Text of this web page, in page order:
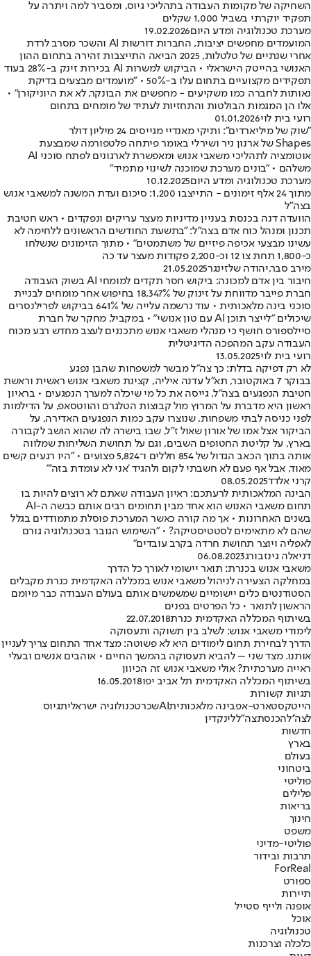
השחיקה של מקומות העבודה בתהליכי גיוס, ומסביר למה ויתרה על
תפקיד יוקרתי בשביל 1,000 שקלים
מערכת טכנולוגיה ומדע היום19.02.2026
המועמדים מחפשים יציבות, החברות דורשות AI והשכר מסרב לרדת
אחרי שנתיים של טלטלות, 2025 הביאה התייצבות זהירה בתחום ההון
האנושי בהייטק הישראלי • הביקוש למשרות AI בכירות זינק ב-28% בעוד
תפקידים מקצועיים בתחום עלו ב-50% • "מועמדים מבצעים בדיקת
נאותות לחברה כמו משקיעים - מחפשים את הבונקר, לא את היוניקורן" •
אלו הן המגמות הבולטות והתחזיות לעתיד של מומחים בתחום
רועי בית לוי01.01.2026
"שוק של מיליארדים": ותיקי מאנדיי מגייסים 24 מיליון דולר
Shapes של ארנון ניר ושירלי באומר פיתחה פלטפורמה שמבצעת
אוטומציה לתהליכי משאבי אנוש ומאפשרת לארגונים לפתח סוכני AI
משלהם • "בונים מערכת שמוכנה לשינוי מתמיד"
מערכת טכנולוגיה ומדע היום10.12.2025
מתוך 24 אלף זימונים - התייצבו 1,200: סיכום ועדת המשנה למשאבי אנוש
בצה"ל
הוועדה דנה בכנסת בעניין מדיניות מעצר עריקים ונפקדים • ראש חטיבת
תכנון ומנהל כוח אדם בצה"ל: "בתשעת החודשים הראשונים ללחימה לא
עשינו מבצעי אכיפה פיזיים של משתמטים" • מתוך הזימונים שנשלחו
כ-1,800 תחת צו 12 וכ-2,200 פקודות מעצר עד כה
מירב סבר,יהודה שלזינגר21.05.2025
חיבור בין אדם למכונה: ביקוש חסר תקדים למומחי AI בשוק העבודה
חברת פייבר מדווחת על זינוק של 18,347% בחיפוש אחר מומחים לבניית
סוכני בינה מלאכותית • עוד נרשמה עלייה של 641% בביקוש לפרילנסרים
שיכולים "לייצר תוכן AI עם טון אנושי" • במקביל, מחקר של חברת
סיילספורס חושף כי מנהלי משאבי אנוש מתכננים לעצב מחדש רבע מכוח
העבודה עקב המהפכה הדיגיטלית
רועי בית לוי13.05.2025
לא רק דפיקה בדלת: כך צה"ל מבשר למשפחות שהבן נפגע
בבוקר 7 באוקטובר, תא"ל עדנה איליה, קצינת משאבי אנוש ראשית וראשת
חטיבת הנפגעים בצה"ל, גייסה את כל מי שיכלה למערך הנפגעים • בראיון
ראשון היא מדברת על המרוץ מול קבוצות הטלגרם והווטסאפ, על הדילמות
לפני כניסה לבתי משפחות, שנוצרו עקב כמות הנפגעים האדירה, על
הביקור אצל אמו של אורון שאול ז"ל, שבו בישרה לה שהוא הושב לקבורה
בארץ, על קליטת החטופים השבים, וגם על תחושת השליחות שמלווה
אותה בתוך הכאב הגדול של 854 חללים ו־5,824 פצועים • "היו רגעים קשים
מאוד, אבל אף פעם לא חשבתי לקום ולהגיד 'אני לא עומדת בזה'"
קרני אלדד08.05.2025
הבינה המלאכותית לרעתכם: ראיון העבודה שאתם לא רוצים להיות בו
תחום משאבי האנוש הוא אחד מבין תחומים רבים אותם כבשה ה-AI
בשנים האחרונות • אך מה קורה כאשר המערכת פוסלת מתמודדים בגלל
שהם לא מתאימים לסטטיסטיקה? • "השימוש הגובר בטכנולוגיה גורם
לאפליה ויוצר תחושת חרדה בקרב עובדים"
דניאלה גינזבורג06.08.2023
משאבי אנוש בכנרת: תואר יישומי לאורך כל הדרך
במחלקה הצעירה לניהול משאבי אנוש במכללה האקדמית כנרת מקבלים
הסטודנטים כלים יישומיים שמשמשים אותם בעולם העבודה כבר מיומם
הראשון לתואר • כל הפרטים בפנים
בשיתוף המכללה האקדמית כנרת22.07.2018
לימודי משאבי אנוש: לשלב בין תשוקה ותעסוקה
הדרך לבחירת תחום לימודים היא לא פשוטה: מצד אחד התחום צריך לעניין
אותנו. מצד שני – להביא תעסוקה בהמשך החיים • אוהבים אנשים ובעלי
ראייה מערכתית? אולי משאבי אנוש זה הכיוון
בשיתוף המכללה האקדמית תל אביב יפו16.05.2018
תגיות קשורות
הייטקסטארט-אפבינה מלאכותיתAIשכרטכנולוגיה ישראליתגיוס
לצה''להכנסתצה"ללינקדין
חדשות
בארץ
בעולם
ביטחוני
פוליטי
פלילים
בריאות
חינוך
משפט
פוליטי-מדיני
תרבות ובידור
ForReal
ספורט
תיירות
אופנה ולייף סטייל
אוכל
טכנולוגיה
כלכלה וצרכנות